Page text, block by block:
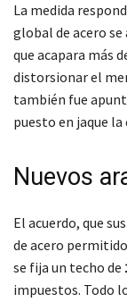
La medida
global de acero se
que acapara más
distorsionar el
también fue
puesto en jaque
Nuevos
El acuerdo, que
de acero
se fija un techo de
impuestos. Todo